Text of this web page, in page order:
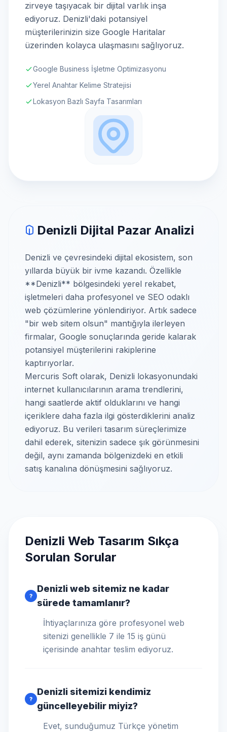
zirveye taşıyacak bir dijital varlık inşa
ediyoruz. Denizli'daki potansiyel
müşterilerinizin size Google Haritalar
üzerinden kolayca ulaşmasını sağlıyoruz.
Google Business İşletme Optimizasyonu
Yerel Anahtar Kelime Stratejisi
Lokasyon Bazlı Sayfa Tasarımları
Denizli Dijital Pazar Analizi
Denizli ve çevresindeki dijital ekosistem, son
yıllarda büyük bir ivme kazandı. Özellikle
**Denizli** bölgesindeki yerel rekabet,
işletmeleri daha profesyonel ve SEO odaklı
web çözümlerine yönlendiriyor. Artık sadece
"bir web sitem olsun" mantığıyla ilerleyen
firmalar, Google sonuçlarında geride kalarak
potansiyel müşterilerini rakiplerine
kaptırıyorlar.
Mercuris Soft olarak, Denizli lokasyonundaki
internet kullanıcılarının arama trendlerini,
hangi saatlerde aktif olduklarını ve hangi
içeriklere daha fazla ilgi gösterdiklerini analiz
ediyoruz. Bu verileri tasarım süreçlerimize
dahil ederek, sitenizin sadece şık görünmesini
değil, aynı zamanda bölgenizdeki en etkili
satış kanalına dönüşmesini sağlıyoruz.
Denizli Web Tasarım Sıkça
Sorulan Sorular
?
Denizli web sitemiz ne kadar
sürede tamamlanır?
İhtiyaçlarınıza göre profesyonel web
sitenizi genellikle 7 ile 15 iş günü
içerisinde anahtar teslim ediyoruz.
?
Denizli sitemizi kendimiz
güncelleyebilir miyiz?
Evet, sunduğumuz Türkçe yönetim